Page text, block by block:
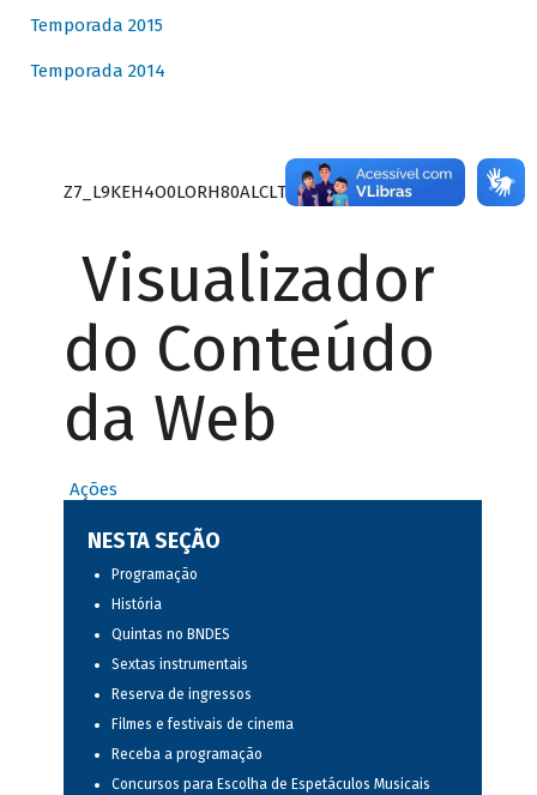
Temporada 2015
Temporada 2014
Z7_L9KEH4O0LORH80ALCLTPF80S27
Visualizador
do Conteúdo
da Web
Ações
NESTA SEÇÃO
Programação
História
Quintas no BNDES
Sextas instrumentais
Reserva de ingressos
Filmes e festivais de cinema
Receba a programação
Concursos para Escolha de Espetáculos Musicais